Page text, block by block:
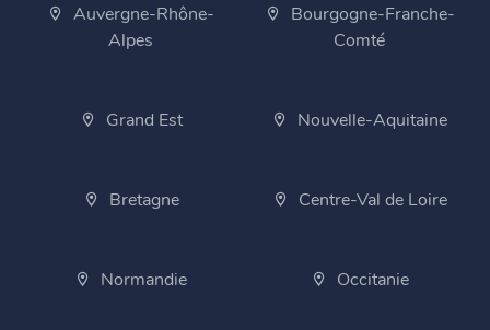
Auvergne-Rhône-
Alpes
Bourgogne-Franche-
Comté
Grand Est Nouvelle-Aquitaine
Bretagne Centre-Val de Loire
Normandie Occitanie